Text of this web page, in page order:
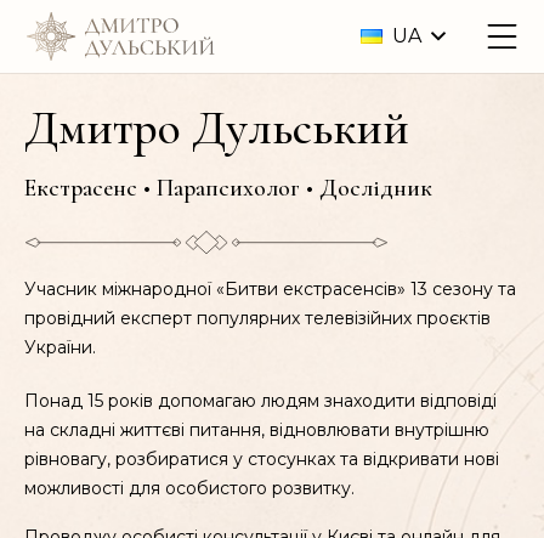
UA
Дмитро Дульський
Екстрасенс • Парапсихолог • Дослідник
Учасник міжнародної «Битви екстрасенсів» 13 сезону та
провідний експерт популярних телевізійних проєктів
України.
Понад 15 років допомагаю людям знаходити відповіді
на складні життєві питання, відновлювати внутрішню
рівновагу, розбиратися у стосунках та відкривати нові
можливості для особистого розвитку.